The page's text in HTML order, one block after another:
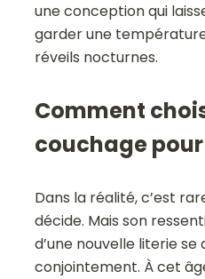
une conception qui
garder une
réveils nocturnes.
Comment
couchage
Dans la réalité, c’est
décide. Mais son
d’une nouvelle literie se
conjointement. À cet